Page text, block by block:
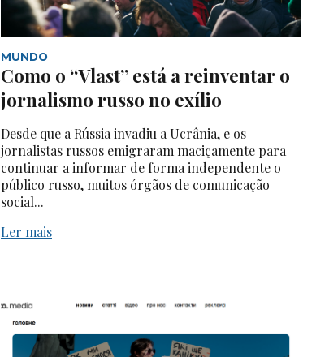
MUNDO
Como o “Vlast” está a reinventar o
jornalismo russo no exílio
Desde que a Rússia invadiu a Ucrânia, e os
jornalistas russos emigraram maciçamente para
continuar a informar de forma independente o
público russo, muitos órgãos de comunicação
social...
Ler mais